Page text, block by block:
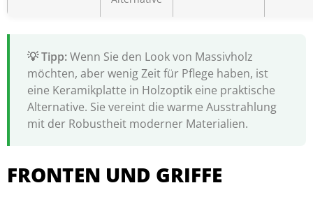
Wenn Sie den Look von Massivholz
möchten, aber wenig Zeit für Pflege haben, ist
eine Keramikplatte in Holzoptik eine praktische
Alternative. Sie vereint die warme Ausstrahlung
mit der Robustheit moderner Materialien.
FRONTEN UND GRIFFE